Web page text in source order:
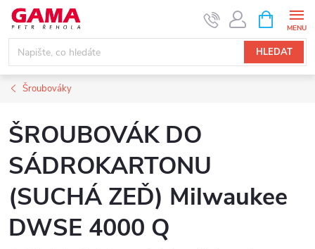
Přejít
obsah
HLEDAT
NÁKUPNÍ
KOŠÍK
Šroubováky
ŠROUBOVÁK DO
SÁDROKARTONU
(SUCHÁ ZEĎ) Milwaukee
DWSE 4000 Q